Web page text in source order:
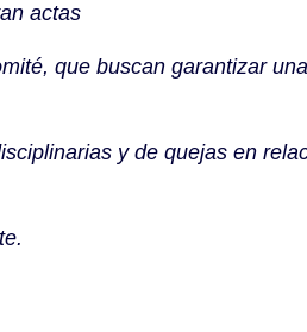
actas
que buscan garantizar
y de quejas en